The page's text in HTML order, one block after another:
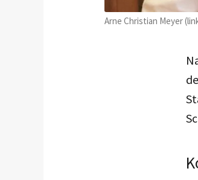
Arne Christian Meyer